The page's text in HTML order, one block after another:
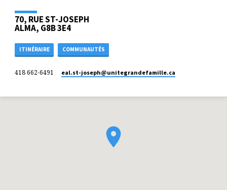
70, RUE ST-JOSEPH
ALMA, G8B 3E4
ITINÉRAIRE COMMUNAUTÉS
418 662-6491 eal.st-joseph​@unitegrandefamille.ca